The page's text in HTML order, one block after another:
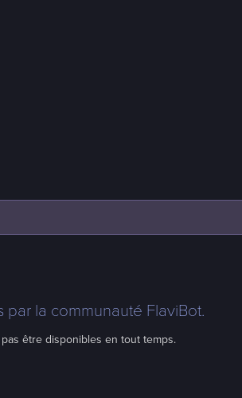
la communauté FlaviBot.
être disponibles en tout temps.